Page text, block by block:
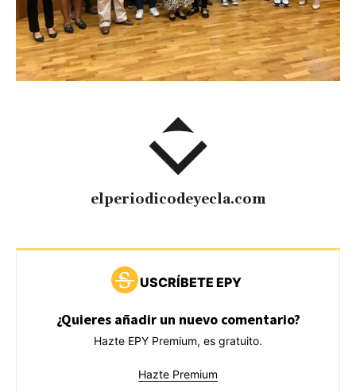
elperiodicodeyecla.com
USCRÍBETE EPY
¿Quieres añadir un nuevo comentario?
Hazte EPY Premium, es gratuito.
Hazte Premium